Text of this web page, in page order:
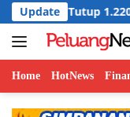
Langsung
ke
konten
Update
1.220 Entitas
Home HotNews